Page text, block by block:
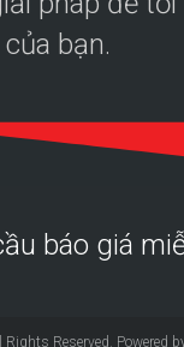
bạn.
báo giá
Rights Reserved. Powered